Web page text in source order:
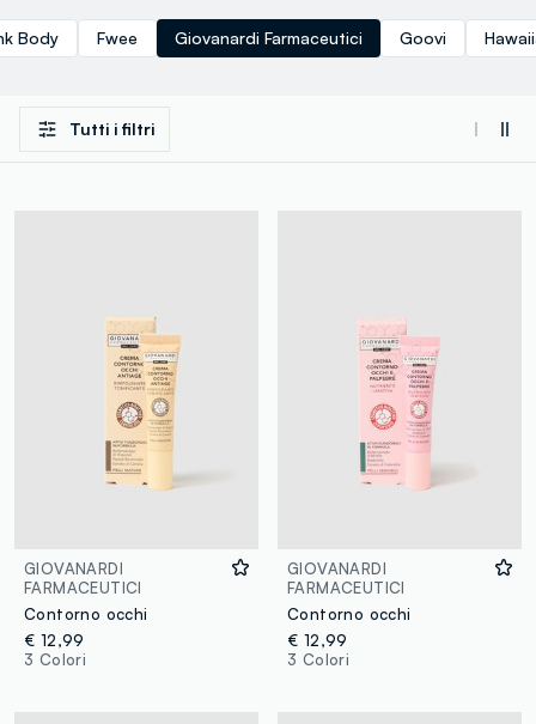
Body Fwee Giovanardi Farmaceutici Goovi
Tutti i filtri
GIOVANARDI
FARMACEUTICI
Contorno occhi
€ 12,99
3 Colori
GIOVANARDI
FARMACEUTICI
Contorno occhi
€ 12,99
3 Colori